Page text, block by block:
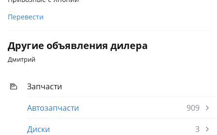
Перевести
Другие объявления дилера
Дмитрий
Запчасти
Автозапчасти
909
Диски
3